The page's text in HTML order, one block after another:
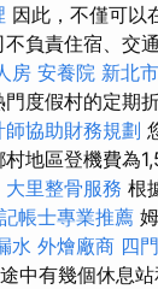
因此，不僅可以
負責住宿、交
房 安養院 新北市
度假村的定期
協助財務規劃
地區登機費為
大里整骨服務 根
帳士專業推薦
水 外燴廠商 四
中有幾個休息站